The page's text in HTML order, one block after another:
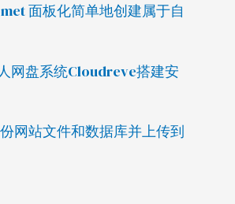
面板化简单地创建属于自
网盘系统Cloudreve搭建安
网站文件和数据库并上传到